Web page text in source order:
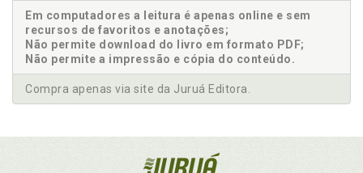
Em computadores a leitura é apenas online e sem
recursos de favoritos e anotações;
Não permite download do livro em formato PDF;
Não permite a impressão e cópia do conteúdo.
Compra apenas via site da Juruá Editora.